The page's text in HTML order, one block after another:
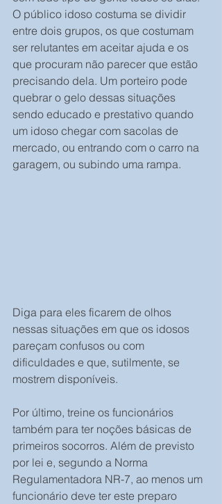
O público idoso costuma se dividir
entre dois grupos, os que costumam
ser relutantes em aceitar ajuda e os
que procuram não parecer que estão
precisando dela. Um porteiro pode
quebrar o gelo dessas situações
sendo educado e prestativo quando
um idoso chegar com sacolas de
mercado, ou entrando com o carro na
garagem, ou subindo uma rampa.
Diga para eles ficarem de olhos
nessas situações em que os idosos
pareçam confusos ou com
dificuldades e que, sutilmente, se
mostrem disponíveis.
Por último, treine os funcionários
também para ter noções básicas de
primeiros socorros. Além de previsto
por lei e, segundo a Norma
Regulamentadora NR-7, ao menos um
funcionário deve ter este preparo